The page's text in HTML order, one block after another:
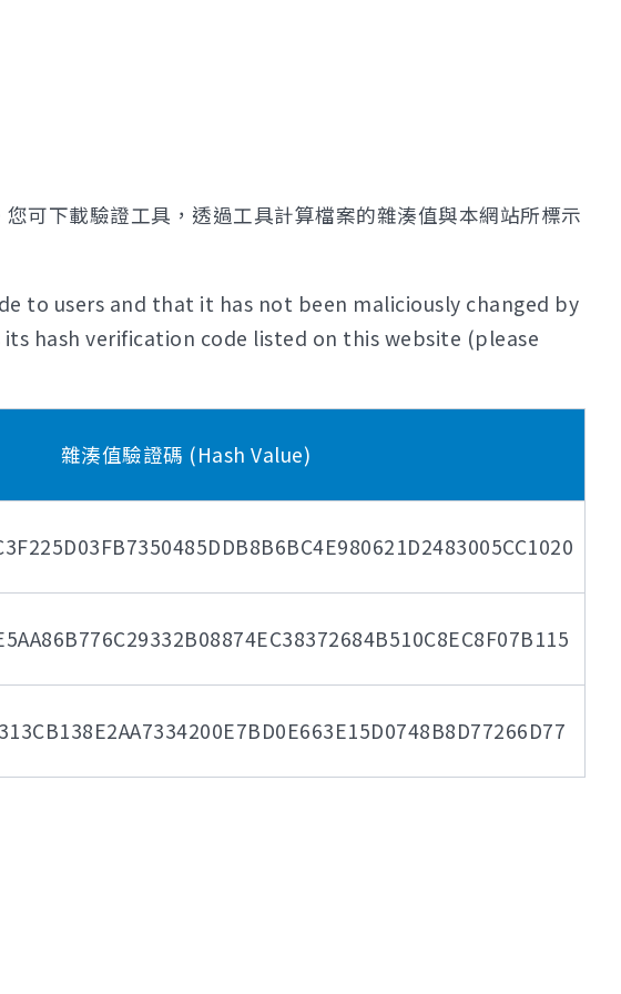
可下載驗證工具，透過工具計算檔案的雜湊值與本網站所標示
to users and that it has not been maliciously changed by
hash verification code listed on this website (please
雜湊值驗證碼 (Hash Value)